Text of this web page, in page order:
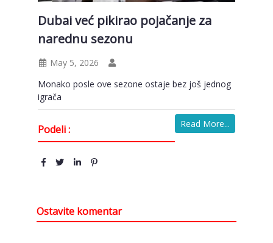
Dubai već pikirao pojačanje za
narednu sezonu
May 5, 2026
Monako posle ove sezone ostaje bez još jednog
igrača
Read More...
Podeli :
Ostavite komentar